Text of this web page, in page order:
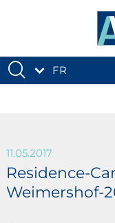
FR
11.05.2017
Residence-
Weimershof-